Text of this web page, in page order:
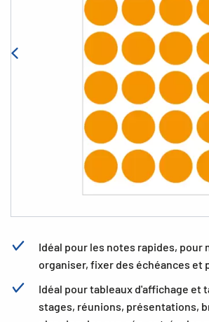
Idéal pour les notes rapides, pour
organiser, fixer des échéances et
Idéal pour tableaux d'affichage et
stages, réunions, présentations,